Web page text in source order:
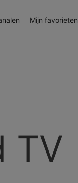
Mijn favorieten
TV